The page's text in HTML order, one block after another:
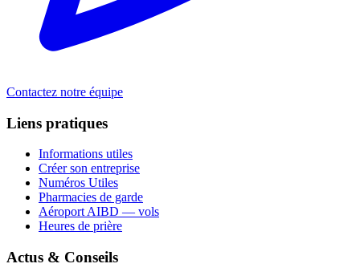
Contactez notre équipe
Liens pratiques
Informations utiles
Créer son entreprise
Numéros Utiles
Pharmacies de garde
Aéroport AIBD — vols
Heures de prière
Actus & Conseils